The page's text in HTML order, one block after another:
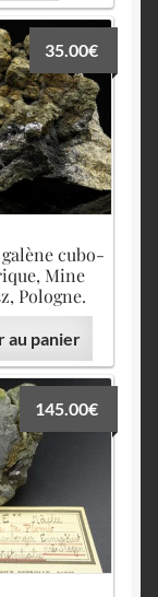
cubo-
Mine
Pologne.
35.00€
au panier
145.00€